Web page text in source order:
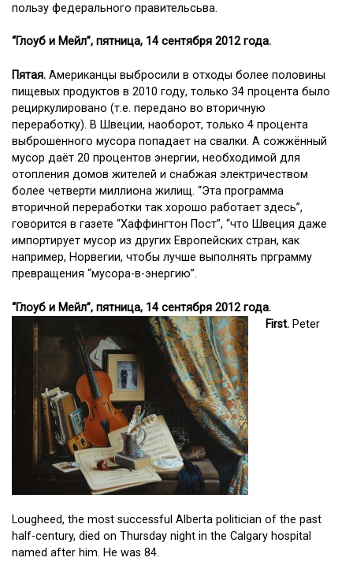
пользу федерального правительсьва.
“Глоуб и Мейл”, пятница, 14 сентября 2012 года.
Пятая. Американцы выбросили в отходы более половины
пищевых продуктов в 2010 году, только 34 процента было
рециркулировано (т.е. передано во вторичную
переработку). В Швеции, наоборот, только 4 процента
выброшенного мусора попадает на свалки. А сожжённый
мусор даёт 20 процентов энергии, необходимой для
отопления домов жителей и снабжая электричеством
более четверти миллиона жилищ. “Эта программа
вторичной переработки так хорошо работает здесь”,
говорится в газете “Хаффингтон Пост”, “что Швеция даже
импортирует мусор из других Европейских стран, как
например, Норвегии, чтобы лучше выполнять прграмму
превращения “мусора-в-энергию”.
“Глоуб и Мейл”, пятница, 14 сентября 2012 года.
First. Peter
Lougheed, the most successful Alberta politician of the past
half-century, died on Thursday night in the Calgary hospital
named after him. He was 84.